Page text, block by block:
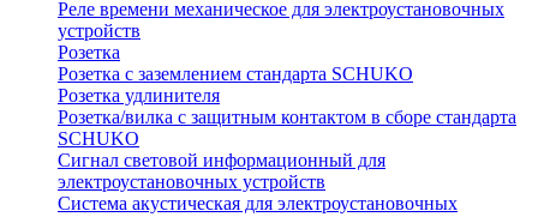
Реле времени механическое для электроустановочных
устройств
Розетка
Розетка с заземлением стандарта SCHUKO
Розетка удлинителя
Розетка/вилка с защитным контактом в сборе стандарта
SCHUKO
Сигнал световой информационный для
электроустановочных устройств
Система акустическая для электроустановочных